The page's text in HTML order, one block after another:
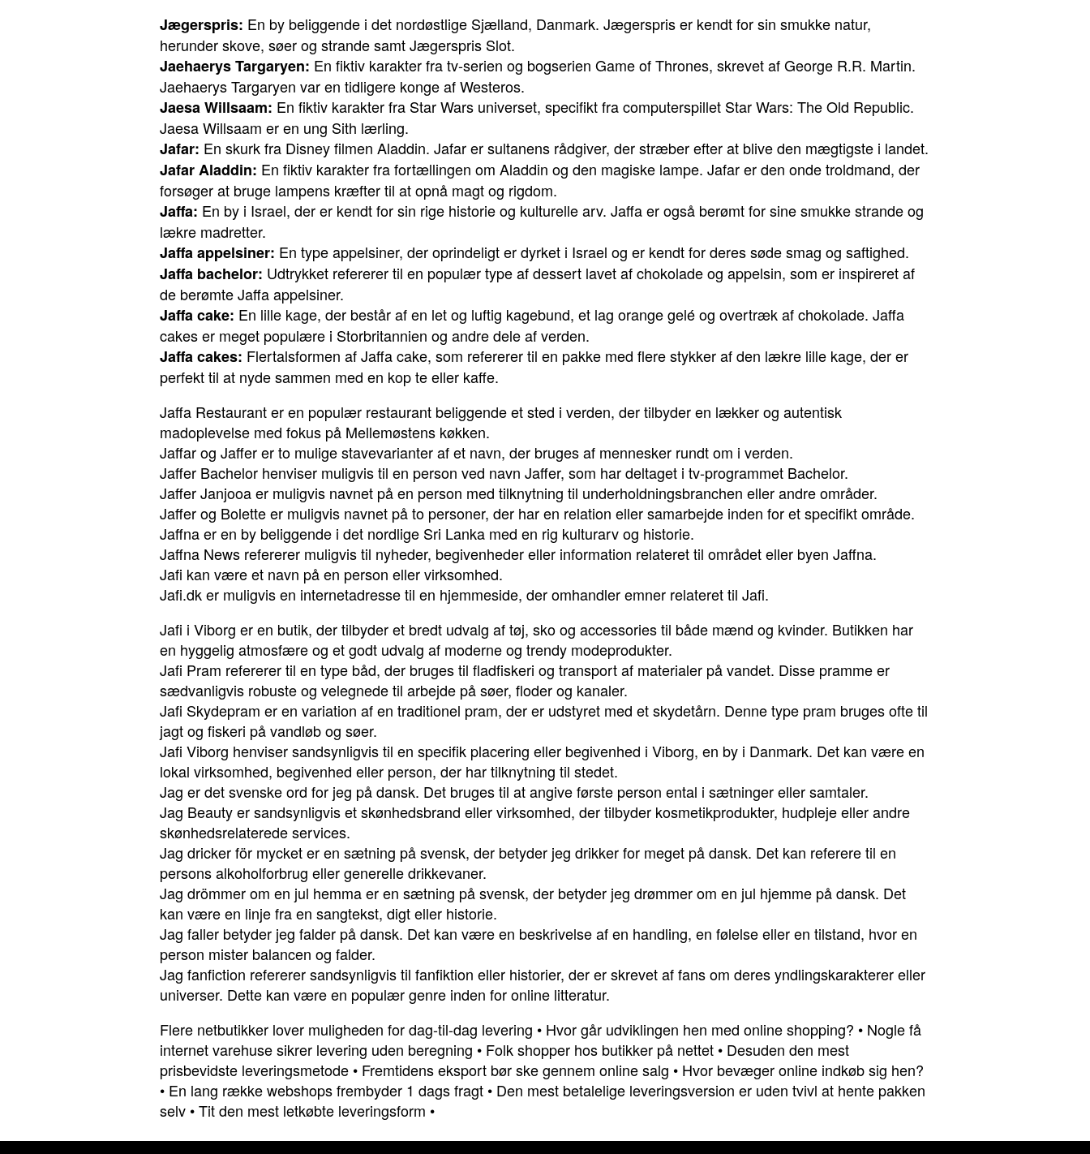
Jægerspris: En by beliggende i det nordøstlige Sjælland, Danmark. Jægerspris er kendt for sin smukke natur,
herunder skove, søer og strande samt Jægerspris Slot.
Jaehaerys Targaryen: En fiktiv karakter fra tv-serien og bogserien Game of Thrones, skrevet af George R.R. Martin.
Jaehaerys Targaryen var en tidligere konge af Westeros.
Jaesa Willsaam: En fiktiv karakter fra Star Wars universet, specifikt fra computerspillet Star Wars: The Old Republic.
Jaesa Willsaam er en ung Sith lærling.
Jafar: En skurk fra Disney filmen Aladdin. Jafar er sultanens rådgiver, der stræber efter at blive den mægtigste i landet.
Jafar Aladdin: En fiktiv karakter fra fortællingen om Aladdin og den magiske lampe. Jafar er den onde troldmand, der
forsøger at bruge lampens kræfter til at opnå magt og rigdom.
Jaffa: En by i Israel, der er kendt for sin rige historie og kulturelle arv. Jaffa er også berømt for sine smukke strande og
lækre madretter.
Jaffa appelsiner: En type appelsiner, der oprindeligt er dyrket i Israel og er kendt for deres søde smag og saftighed.
Jaffa bachelor: Udtrykket refererer til en populær type af dessert lavet af chokolade og appelsin, som er inspireret af
de berømte Jaffa appelsiner.
Jaffa cake: En lille kage, der består af en let og luftig kagebund, et lag orange gelé og overtræk af chokolade. Jaffa
cakes er meget populære i Storbritannien og andre dele af verden.
Jaffa cakes: Flertalsformen af Jaffa cake, som refererer til en pakke med flere stykker af den lækre lille kage, der er
perfekt til at nyde sammen med en kop te eller kaffe.
Jaffa Restaurant er en populær restaurant beliggende et sted i verden, der tilbyder en lækker og autentisk
madoplevelse med fokus på Mellemøstens køkken.
Jaffar og Jaffer er to mulige stavevarianter af et navn, der bruges af mennesker rundt om i verden.
Jaffer Bachelor henviser muligvis til en person ved navn Jaffer, som har deltaget i tv-programmet Bachelor.
Jaffer Janjooa er muligvis navnet på en person med tilknytning til underholdningsbranchen eller andre områder.
Jaffer og Bolette er muligvis navnet på to personer, der har en relation eller samarbejde inden for et specifikt område.
Jaffna er en by beliggende i det nordlige Sri Lanka med en rig kulturarv og historie.
Jaffna News refererer muligvis til nyheder, begivenheder eller information relateret til området eller byen Jaffna.
Jafi kan være et navn på en person eller virksomhed.
Jafi.dk er muligvis en internetadresse til en hjemmeside, der omhandler emner relateret til Jafi.
Jafi i Viborg er en butik, der tilbyder et bredt udvalg af tøj, sko og accessories til både mænd og kvinder. Butikken har
en hyggelig atmosfære og et godt udvalg af moderne og trendy modeprodukter.
Jafi Pram refererer til en type båd, der bruges til fladfiskeri og transport af materialer på vandet. Disse pramme er
sædvanligvis robuste og velegnede til arbejde på søer, floder og kanaler.
Jafi Skydepram er en variation af en traditionel pram, der er udstyret med et skydetårn. Denne type pram bruges ofte til
jagt og fiskeri på vandløb og søer.
Jafi Viborg henviser sandsynligvis til en specifik placering eller begivenhed i Viborg, en by i Danmark. Det kan være en
lokal virksomhed, begivenhed eller person, der har tilknytning til stedet.
Jag er det svenske ord for jeg på dansk. Det bruges til at angive første person ental i sætninger eller samtaler.
Jag Beauty er sandsynligvis et skønhedsbrand eller virksomhed, der tilbyder kosmetikprodukter, hudpleje eller andre
skønhedsrelaterede services.
Jag dricker för mycket er en sætning på svensk, der betyder jeg drikker for meget på dansk. Det kan referere til en
persons alkoholforbrug eller generelle drikkevaner.
Jag drömmer om en jul hemma er en sætning på svensk, der betyder jeg drømmer om en jul hjemme på dansk. Det
kan være en linje fra en sangtekst, digt eller historie.
Jag faller betyder jeg falder på dansk. Det kan være en beskrivelse af en handling, en følelse eller en tilstand, hvor en
person mister balancen og falder.
Jag fanfiction refererer sandsynligvis til fanfiktion eller historier, der er skrevet af fans om deres yndlingskarakterer eller
universer. Dette kan være en populær genre inden for online litteratur.
Flere netbutikker lover muligheden for dag-til-dag levering • Hvor går udviklingen hen med online shopping? • Nogle få
internet varehuse sikrer levering uden beregning • Folk shopper hos butikker på nettet • Desuden den mest
prisbevidste leveringsmetode • Fremtidens eksport bør ske gennem online salg • Hvor bevæger online indkøb sig hen?
• En lang række webshops frembyder 1 dags fragt • Den mest betalelige leveringsversion er uden tvivl at hente pakken
selv •Tit den mest letkøbte leveringsform •